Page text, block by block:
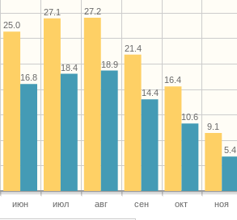
июн июл авг сен окт ноя
9.1
16.4
21.4
27.2
27.1
25.0
5.4
10.6
14.4
18.9
18.4
16.8